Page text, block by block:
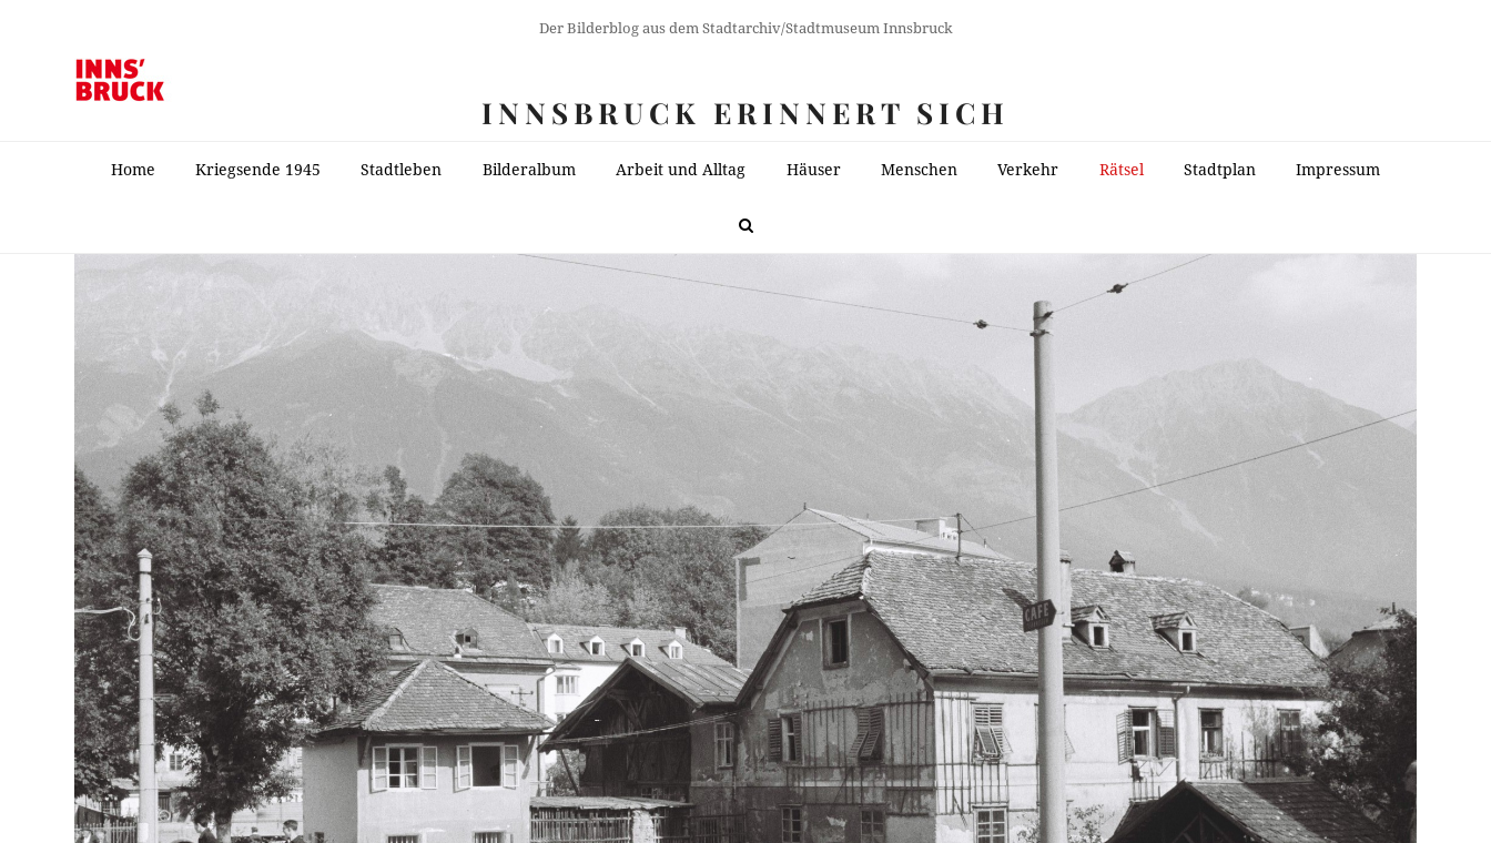
Der Bilderblog aus dem Stadtarchiv/Stadtmuseum Innsbruck
INNSBRUCK ERINNERT SICH
Home Kriegsende 1945 Stadtleben Bilderalbum Arbeit und Alltag Häuser Menschen Verkehr Rätsel Stadtplan Impressum